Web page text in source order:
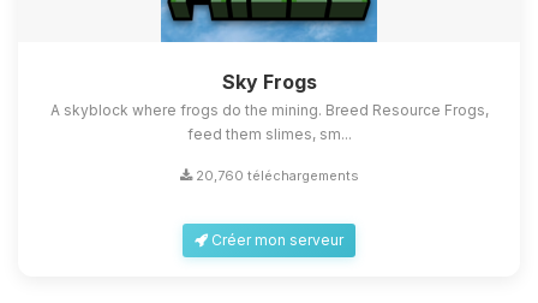
Sky Frogs
A skyblock where frogs do the mining. Breed Resource Frogs,
feed them slimes, sm...
20,760 téléchargements
Créer mon serveur